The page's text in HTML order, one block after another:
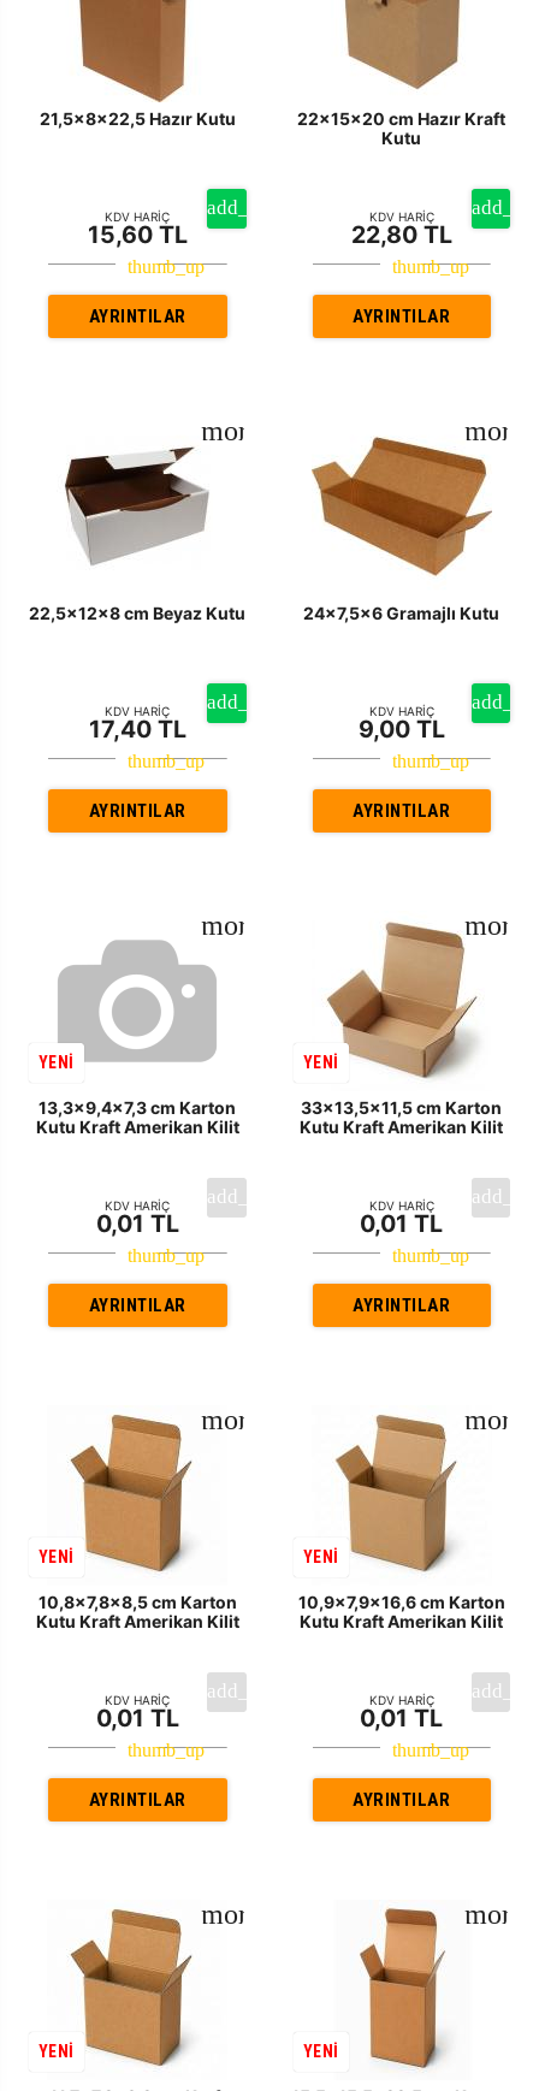
21,5x8x22,5 Hazır Kutu
KDV HARİÇ
15,60 TL
AYRINTILAR
22x15x20 cm Hazır Kraft
Kutu
KDV HARİÇ
22,80 TL
AYRINTILAR
22,5x12x8 cm Beyaz Kutu
KDV HARİÇ
17,40 TL
AYRINTILAR
24x7,5x6 Gramajlı Kutu
KDV HARİÇ
9,00 TL
AYRINTILAR
13,3x9,4x7,3 cm Karton
Kutu Kraft Amerikan Kilit
YENİ
KDV HARİÇ
0,01 TL
AYRINTILAR
33x13,5x11,5 cm Karton
Kutu Kraft Amerikan Kilit
YENİ
KDV HARİÇ
0,01 TL
AYRINTILAR
10,8x7,8x8,5 cm Karton
Kutu Kraft Amerikan Kilit
YENİ
KDV HARİÇ
0,01 TL
AYRINTILAR
10,9x7,9x16,6 cm Karton
Kutu Kraft Amerikan Kilit
YENİ
KDV HARİÇ
0,01 TL
AYRINTILAR
YENİ YENİ